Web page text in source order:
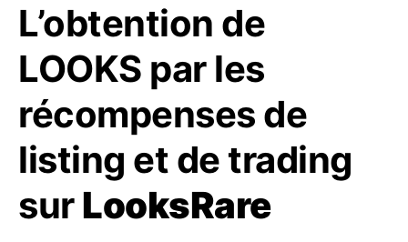
L’obtention de
LOOKS par les
récompenses de
listing et de trading
surLooksRare